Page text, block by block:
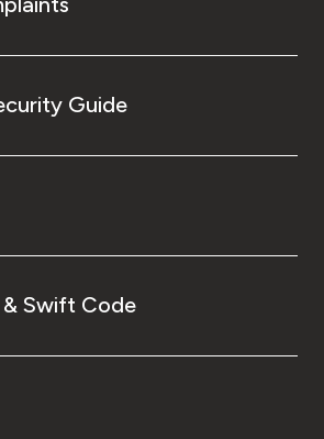
Guide
Swift Code